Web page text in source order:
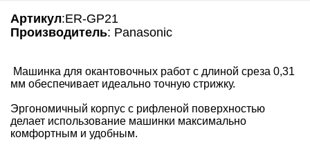
Артикул:ER-GP21
Производитель: Panasonic
Машинка для окантовочных работ с длиной среза 0,31
мм обеспечивает идеально точную стрижку.
Эргономичный корпус с рифленой поверхностью
делает использование машинки максимально
комфортным и удобным.